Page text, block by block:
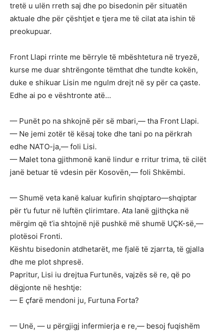
tretë u ulën rreth saj dhe po bisedonin për situatën
aktuale dhe për çështjet e tjera me të cilat ata ishin të
preokupuar.
Front Llapi rrinte me bërryle të mbështetura në tryezë,
kurse me duar shtrëngonte tëmthat dhe tundte kokën,
duke e shikuar Lisin me ngulm drejt në sy për ca çaste.
Edhe ai po e vështronte atë…
— Punët po na shkojnë për së mbari,— tha Front Llapi.
— Ne jemi zotër të kësaj toke dhe tani po na përkrah
edhe NATO-ja,— foli Lisi.
— Malet tona gjithmonë kanë lindur e rritur trima, të cilët
janë betuar të vdesin për Kosovën,— foli Shkëmbi.
— Shumë veta kanë kaluar kufirin shqiptaro—shqiptar
për t’u futur në luftën çlirimtare. Ata lanë gjithçka në
mërgim që t’ia shtojnë një pushkë më shumë UÇK-së,—
plotësoi Fronti.
Kështu bisedonin atdhetarët, me fjalë të zjarrta, të gjalla
dhe me plot shpresë.
Papritur, Lisi iu drejtua Furtunës, vajzës së re, që po
dëgjonte në heshtje:
— E çfarë mendoni ju, Furtuna Forta?
— Unë, — u përgjigj infermierja e re,— besoj fuqishëm